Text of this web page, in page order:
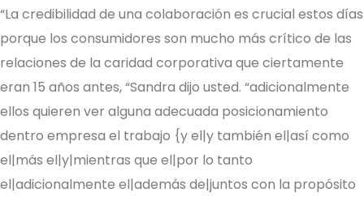
“La credibilidad de una colaboración es crucial estos días
porque los consumidores son mucho más crítico de las
relaciones de la caridad corporativa que ciertamente
eran 15 años antes, “Sandra dijo usted. “adicionalmente
ellos quieren ver alguna adecuada posicionamiento
dentro empresa el trabajo {y el|y también el|así como
el|más el|y|mientras que el|por lo tanto
el|adicionalmente el|además de|juntos con la propósito